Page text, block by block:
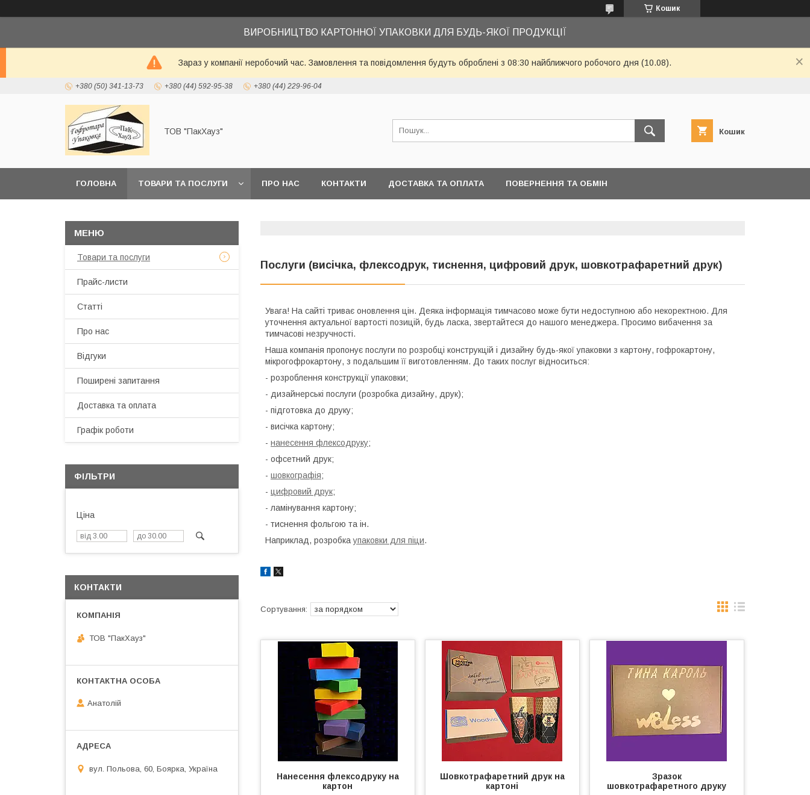
Кошик
ВИРОБНИЦТВО КАРТОННОЇ УПАКОВКИ ДЛЯ БУДЬ-ЯКОЇ ПРОДУКЦІЇ
Зараз у компанії неробочий час. Замовлення та повідомлення будуть оброблені з 08:30 найближчого робочого дня (10.08).
+380 (50) 341-13-73 +380 (44) 592-95-38 +380 (44) 229-96-04
ТОВ "ПакХауз" Кошик
ГОЛОВНА ТОВАРИ ТА ПОСЛУГИ ПРО НАС КОНТАКТИ ДОСТАВКА ТА ОПЛАТА ПОВЕРНЕННЯ ТА ОБМІН
Послуги (висічка, флексодрук, тиснення, цифровий друк, шовкотрафаретний друк)
Увага! На сайті триває оновлення цін. Деяка інформація тимчасово може бути недоступною або некоректною. Для
уточнення актуальної вартості позицій, будь ласка, звертайтеся до нашого менеджера. Просимо вибачення за
тимчасові незручності.
Наша компанія пропонує послуги по розробці конструкцій і дизайну будь-якої упаковки з картону, гофрокартону,
мікрогофрокартону, з подальшим її виготовленням. До таких послуг відноситься:
- розроблення конструкції упаковки;
- дизайнерські послуги (розробка дизайну, друк);
- підготовка до друку;
- висічка картону;
- нанесення флексодруку;
- офсетний друк;
- шовкографія;
- цифровий друк;
- ламінування картону;
- тиснення фольгою та ін.
Наприклад, розробкаупаковки для піци.
Нанесення флексодруку на
картон
Шовкотрафаретний друк на
картоні
Зразок
шовкотрафаретного друку
Товари та послуги
Прайс-листи
Статті
Про нас
Відгуки
Поширені запитання
Доставка та оплата
Графік роботи
ФІЛЬТРИ
Ціна
КОНТАКТИ
ТОВ "ПакХауз"
Анатолій
вул. Польова, 60, Боярка, Україна